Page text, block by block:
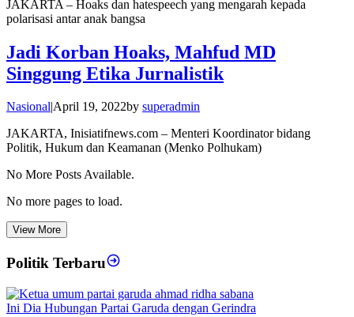
JAKARTA – Hoaks dan hatespeech yang mengarah kepada
polarisasi antar anak bangsa
Jadi Korban Hoaks, Mahfud MD
Singgung Etika Jurnalistik
Nasional|April 19, 2022by superadmin
JAKARTA, Inisiatifnews.com – Menteri Koordinator bidang
Politik, Hukum dan Keamanan (Menko Polhukam)
No More Posts Available.
No more pages to load.
View More
Politik Terbaru
Ini Dia Hubungan Partai Garuda dengan Gerindra